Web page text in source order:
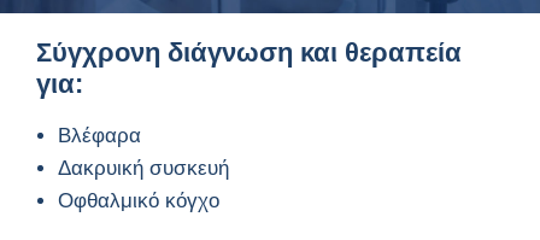
Σύγχρονη διάγνωση και θεραπεία
για:
Βλέφαρα
Δακρυική συσκευή
Οφθαλμικό κόγχο